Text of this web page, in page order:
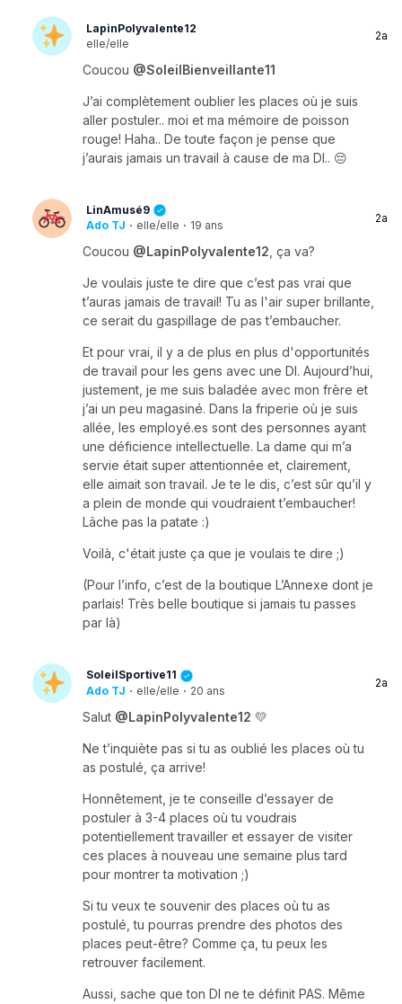
LapinPolyvalente12
elle/elle
2a
Coucou @SoleilBienveillante11
J’ai complètement oublier les places où je suis
aller postuler.. moi et ma mémoire de poisson
rouge! Haha.. De toute façon je pense que
j’aurais jamais un travail à cause de ma DI.. 😔
LinAmusé9
Ado TJ · elle/elle · 19 ans
2a
Coucou @LapinPolyvalente12 , ça va?
Je voulais juste te dire que c’est pas vrai que
t’auras jamais de travail! Tu as l'air super brillante,
ce serait du gaspillage de pas t’embaucher.
Et pour vrai, il y a de plus en plus d'opportunités
de travail pour les gens avec une DI. Aujourd’hui,
justement, je me suis baladée avec mon frère et
j’ai un peu magasiné. Dans la friperie où je suis
allée, les employé.es sont des personnes ayant
une déficience intellectuelle. La dame qui m’a
servie était super attentionnée et, clairement,
elle aimait son travail. Je te le dis, c’est sûr qu’il y
a plein de monde qui voudraient t’embaucher!
Lâche pas la patate :)
Voilà, c'était juste ça que je voulais te dire ;)
(Pour l’info, c’est de la boutique L’Annexe dont je
parlais! Très belle boutique si jamais tu passes
par là)
SoleilSportive11
Ado TJ · elle/elle · 20 ans
2a
Salut @LapinPolyvalente12 💛
Ne t’inquiète pas si tu as oublié les places où tu
as postulé, ça arrive!
Honnêtement, je te conseille d’essayer de
postuler à 3-4 places où tu voudrais
potentiellement travailler et essayer de visiter
ces places à nouveau une semaine plus tard
pour montrer ta motivation ;)
Si tu veux te souvenir des places où tu as
postulé, tu pourras prendre des photos des
places peut-être? Comme ça, tu peux les
retrouver facilement.
Aussi, sache que ton DI ne te définit PAS. Même